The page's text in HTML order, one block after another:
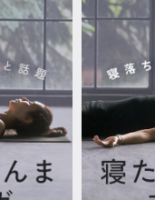
いて
あたっての同意書